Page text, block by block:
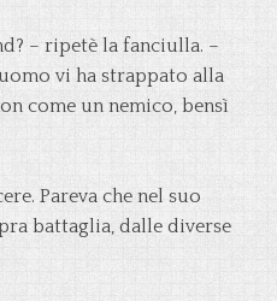
– ripetè la fanciulla. –
vi ha strappato alla
come un nemico, bensì
Pareva che nel suo
battaglia, dalle diverse